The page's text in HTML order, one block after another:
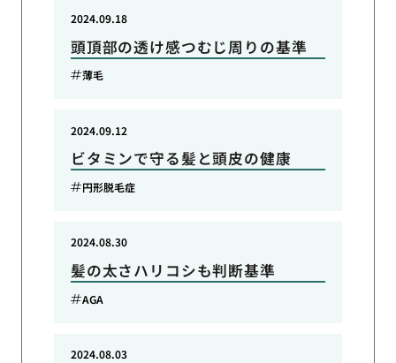
頭頂部の透け感つむじ周りの基準
2024.09.18
薄毛
ビタミンで守る髪と頭皮の健康
2024.09.12
円形脱毛症
髪の太さハリコシも判断基準
2024.08.30
AGA
2024.08.03